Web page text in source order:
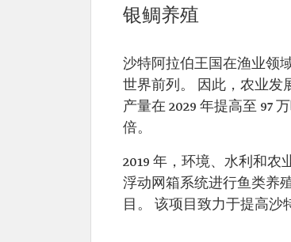
银鲷养殖
沙特阿拉伯王国在渔业领
世界前列。 因此，农业发
产量在 2029 年提高至 97
倍。
2019 年，环境、水利和
浮动网箱系统进行鱼类养
目。 该项目致力于提高沙